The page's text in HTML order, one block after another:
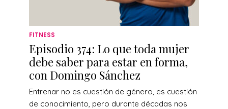
FITNESS
Episodio 374: Lo que toda mujer
debe saber para estar en forma,
con Domingo Sánchez
Entrenar no es cuestión de género, es cuestión
de conocimiento, pero durante décadas nos